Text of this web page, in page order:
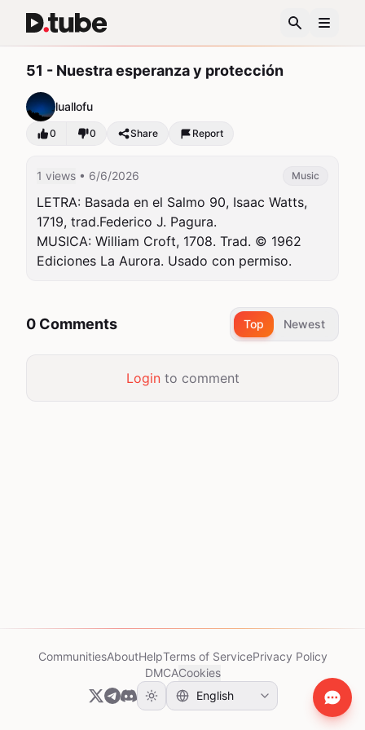
51 - Nuestra esperanza y protección
luallofu
0 0 Share Report
1 views • 6/6/2026 Music
LETRA: Basada en el Salmo 90, Isaac Watts,
1719, trad.Federico J. Pagura.
MUSICA: William Croft, 1708. Trad. © 1962
Ediciones La Aurora. Usado con permiso.
0 Comments Top Newest
Loginto comment
CommunitiesAboutHelpTerms of ServicePrivacy Policy
DMCACookies